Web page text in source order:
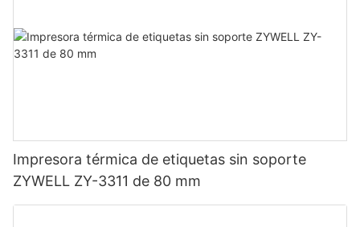
Impresora térmica de etiquetas sin soporte
ZYWELL ZY-3311 de 80 mm